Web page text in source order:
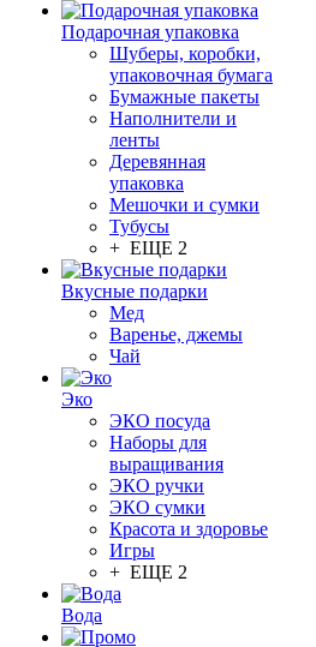
Подарочная упаковка
Шуберы, коробки,
упаковочная бумага
Бумажные пакеты
Наполнители и
ленты
Деревянная
упаковка
Мешочки и сумки
Тубусы
+ ЕЩЕ 2
Вкусные подарки
Мед
Варенье, джемы
Чай
Эко
ЭКО посуда
Наборы для
выращивания
ЭКО ручки
ЭКО сумки
Красота и здоровье
Игры
+ ЕЩЕ 2
Вода